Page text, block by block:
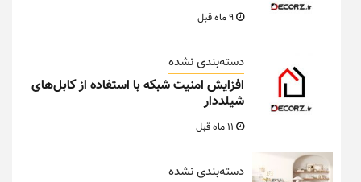
دسته‌بندی نشده
افزایش امنیت شبکه با استفاده از کابل‌های
شیلددار
دسته‌بندی نشده